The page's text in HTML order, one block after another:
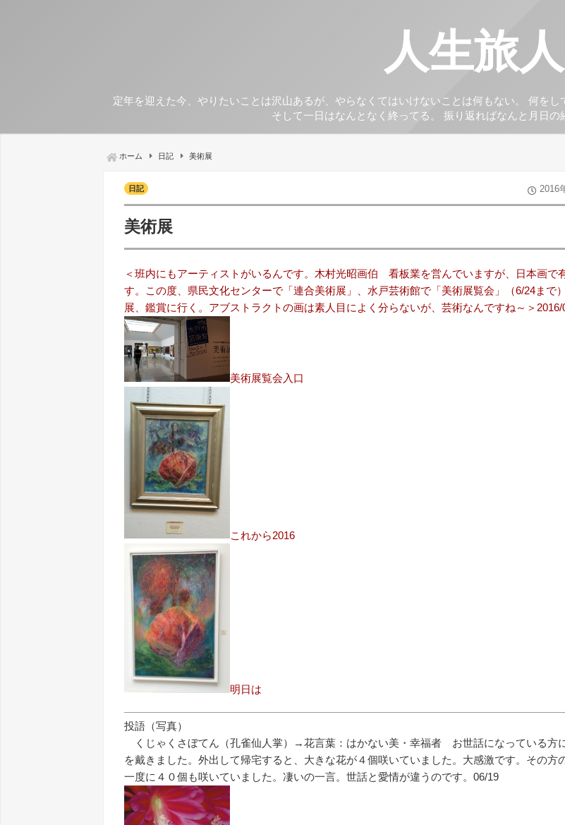
人生旅人
定年を迎えた今、やりたいことは沢山あるが、やらなくてはいけないことは何もない。 何を
そして一日はなんとなく終ってる。 振り返ればなんと月日の
ホーム 日記 美術展
日記 2016
美術展
＜班内にもアーティストがいるんです。木村光昭画伯 看板業を営んでいますが、日本画で
す。この度、県民文化センターで「連合美術展」、水戸芸術館で「美術展覧会」（6/24まで
展、鑑賞に行く。アブストラクトの画は素人目によく分らないが、芸術なんですね～＞2016/
美術展覧会入口
これから2016
明日は
投語（写真）
くじゃくさぼてん（孔雀仙人掌）→花言葉：はかない美・幸福者 お世話になっている方
を戴きました。外出して帰宅すると、大きな花が４個咲いていました。大感激です。その方
一度に４０個も咲いていました。凄いの一言。世話と愛情が違うのです。06/19